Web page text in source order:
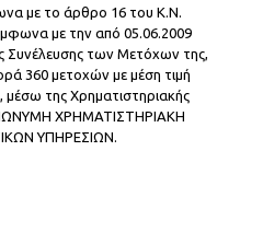
με το άρθρο 16 του Κ.Ν.
με την από 05.06.2009
Συνέλευσης των Μετόχων της,
360 μετοχών με μέση τιμή
της Χρηματιστηριακής
ΧΡΗΜΑΤΙΣΤΗΡΙΑΚΗ
ΥΠΗΡΕΣΙΩΝ.